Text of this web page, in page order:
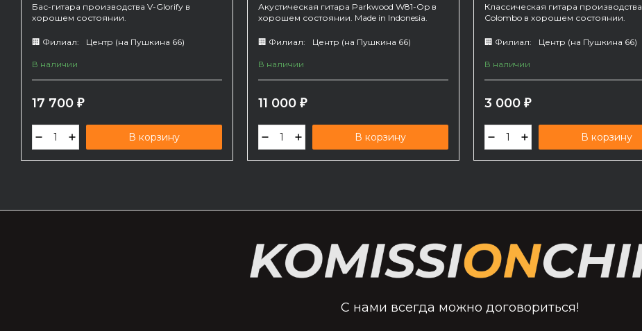
Бас-гитара производства V-Glorify в
хорошем состоянии.
🏢 Филиал: Центр (на Пушкина 66)
В наличии
17 700 ₽
В корзину
Акустическая гитара Parkwood W81-Op в
хорошем состоянии. Made in Indonesia.
🏢 Филиал: Центр (на Пушкина 66)
В наличии
11 000 ₽
В корзину
Классическая гитара производства
Colombo в хорошем состоянии.
🏢 Филиал: Центр (на Пушкина 66)
В наличии
3 000 ₽
В корзину
С нами всегда можно договориться!